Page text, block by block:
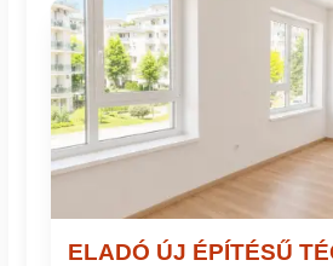
ELADÓ ÚJ ÉPÍTÉSŰ